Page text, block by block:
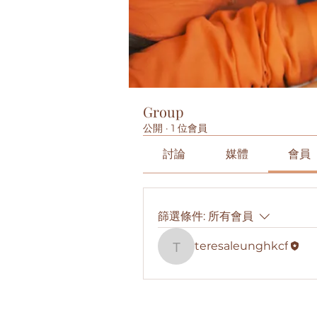
Group
公開 · 1 位會員
討論 媒體 會員
篩選條件: 所有會員
teresaleunghkcf
teresaleunghkcf